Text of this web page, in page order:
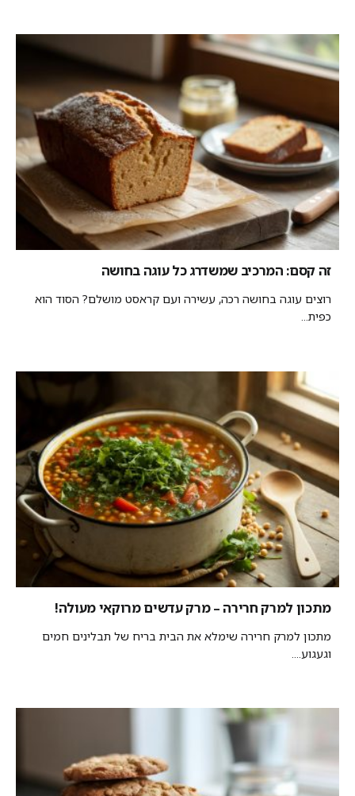
זה קסם: המרכיב שמשדרג כל עוגה בחושה
רוצים עוגה בחושה רכה, עשירה ועם קראסט מושלם? הסוד הוא
כפית...
מתכון למרק חרירה – מרק עדשים מרוקאי מעולה!
מתכון למרק חרירה שימלא את הבית בריח של תבלינים חמים
וגעגוע....